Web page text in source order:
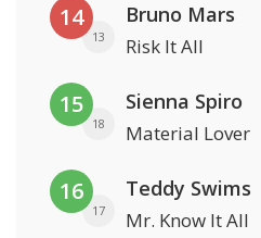
14
13
Bruno Mars
Risk It All
15
18
Sienna Spiro
Material Lover
16
17
Teddy Swims
Mr. Know It All